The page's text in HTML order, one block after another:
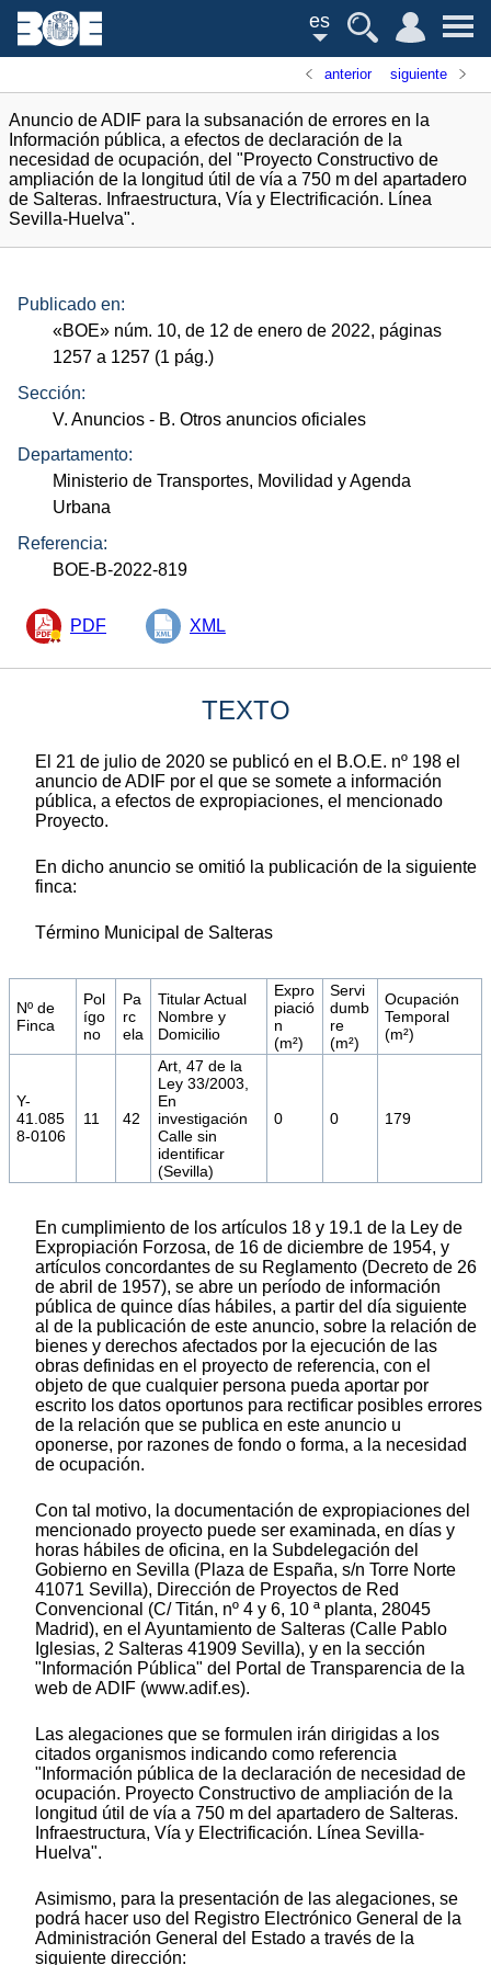
es
anterior siguiente
Anuncio de ADIF para la subsanación de errores en la
Información pública, a efectos de declaración de la
necesidad de ocupación, del "Proyecto Constructivo de
ampliación de la longitud útil de vía a 750 m del apartadero
de Salteras. Infraestructura, Vía y Electrificación. Línea
Sevilla-Huelva".
Publicado en:
«BOE» núm. 10, de 12 de enero de 2022, páginas
1257 a 1257 (1 pág.)
Sección:
V. Anuncios - B. Otros anuncios oficiales
Departamento:
Ministerio de Transportes, Movilidad y Agenda
Urbana
Referencia:
BOE-B-2022-819
PDF XML
TEXTO
El 21 de julio de 2020 se publicó en el B.O.E. nº 198 el
anuncio de ADIF por el que se somete a información
pública, a efectos de expropiaciones, el mencionado
Proyecto.
En dicho anuncio se omitió la publicación de la siguiente
finca:
Término Municipal de Salteras
Nº de
Finca
Pol
ígo
no
Pa
rc
ela
Titular Actual
Nombre y
Domicilio
Expro
piació
n
(m²)
Servi
dumb
re
(m²)
Ocupación
Temporal
(m²)
Y-
41.085
8-0106
11 42
Art, 47 de la
Ley 33/2003,
En
investigación
Calle sin
identificar
(Sevilla)
0 0 179
En cumplimiento de los artículos 18 y 19.1 de la Ley de
Expropiación Forzosa, de 16 de diciembre de 1954, y
artículos concordantes de su Reglamento (Decreto de 26
de abril de 1957), se abre un período de información
pública de quince días hábiles, a partir del día siguiente
al de la publicación de este anuncio, sobre la relación de
bienes y derechos afectados por la ejecución de las
obras definidas en el proyecto de referencia, con el
objeto de que cualquier persona pueda aportar por
escrito los datos oportunos para rectificar posibles errores
de la relación que se publica en este anuncio u
oponerse, por razones de fondo o forma, a la necesidad
de ocupación.
Con tal motivo, la documentación de expropiaciones del
mencionado proyecto puede ser examinada, en días y
horas hábiles de oficina, en la Subdelegación del
Gobierno en Sevilla (Plaza de España, s/n Torre Norte
41071 Sevilla), Dirección de Proyectos de Red
Convencional (C/ Titán, nº 4 y 6, 10 ª planta, 28045
Madrid), en el Ayuntamiento de Salteras (Calle Pablo
Iglesias, 2 Salteras 41909 Sevilla), y en la sección
"Información Pública" del Portal de Transparencia de la
web de ADIF (www.adif.es).
Las alegaciones que se formulen irán dirigidas a los
citados organismos indicando como referencia
"Información pública de la declaración de necesidad de
ocupación. Proyecto Constructivo de ampliación de la
longitud útil de vía a 750 m del apartadero de Salteras.
Infraestructura, Vía y Electrificación. Línea Sevilla-
Huelva".
Asimismo, para la presentación de las alegaciones, se
podrá hacer uso del Registro Electrónico General de la
Administración General del Estado a través de la
siguiente dirección: